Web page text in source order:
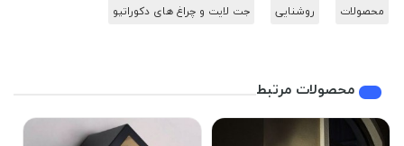
محصولات
روشنایی جت لایت و چراغ های دکوراتیو
محصولات مرتبط